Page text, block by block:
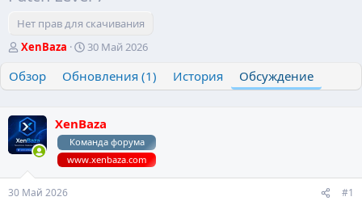
Нет прав для скачивания
А
т
о
т
е
м
XenBaza
Д
т
а
а
ч
а
л
а
30 Май 2026
Обзор Обновления (1) История Обсуждение
XenBaza
Команда форума
www.xenbaza.com
30 Май 2026 #1